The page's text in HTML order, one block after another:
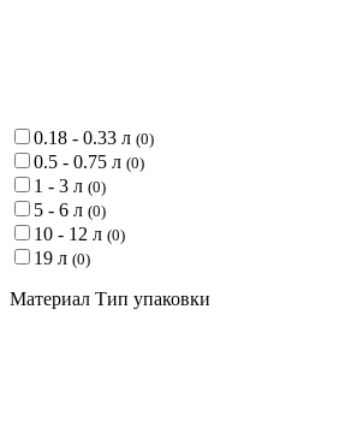
0.18 - 0.33 л (0)
0.5 - 0.75 л (0)
1 - 3 л (0)
5 - 6 л (0)
10 - 12 л (0)
19 л (0)
Материал Тип упаковки